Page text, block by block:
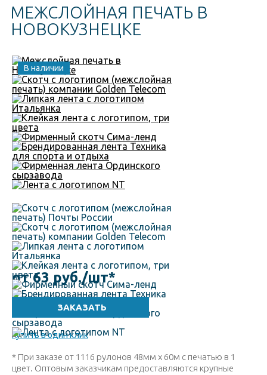
МЕЖСЛОЙНАЯ ПЕЧАТЬ В
НОВОКУЗНЕЦКЕ
В наличии
от 63 руб./шт*
Купить в один клик
* При заказе от 1116 рулонов 48мм х 60м с печатью в 1
цвет. Оптовым заказчикам предоставляются крупные